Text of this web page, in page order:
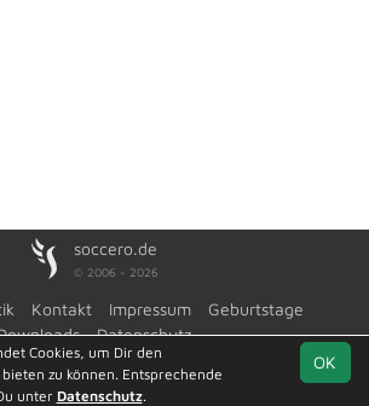
soccero.de
© 2006 - 2026
Kontakt Impressum
Geburtstage
Datenschutz
OK
Cookies, um Dir den
zu können. Entsprechende
unter Datenschutz.